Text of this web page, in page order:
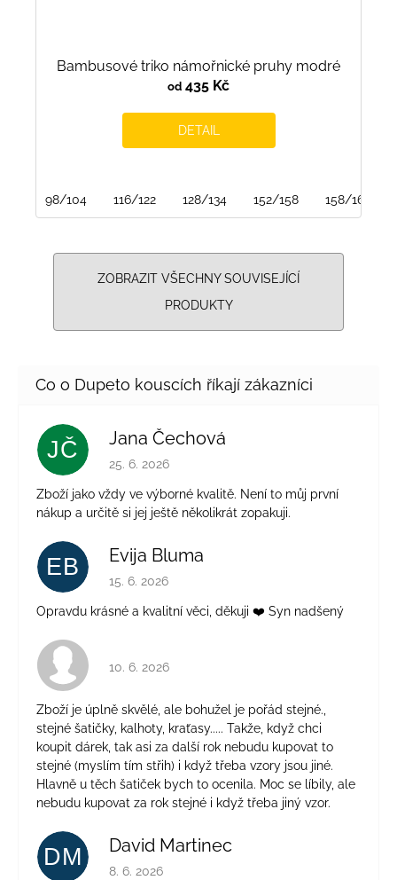
Bambusové triko námořnické pruhy modré
od 435 Kč
DETAIL
98/104 116/122 128/134 152/158 158/164
ZOBRAZIT VŠECHNY SOUVISEJÍCÍ
PRODUKTY
JČ Jana Čechová
Hodnocení obchodu je 5 z 5 hvězdiček.
25. 6. 2026
Zboží jako vždy ve výborné kvalitě. Není to můj první
nákup a určitě si jej ještě několikrát zopakuji.
EB Evija Bluma
Hodnocení obchodu je 5 z 5 hvězdiček.
15. 6. 2026
Opravdu krásné a kvalitní věci, děkuji ❤️ Syn nadšený
Hodnocení obchodu je 4 z 5 hvězdiček.
10. 6. 2026
Zboží je úplně skvělé, ale bohužel je pořád stejné.,
stejné šatičky, kalhoty, kraťasy..... Takže, když chci
koupit dárek, tak asi za další rok nebudu kupovat to
stejné (myslím tím střih) i když třeba vzory jsou jiné.
Hlavně u těch šatiček bych to ocenila. Moc se líbily, ale
nebudu kupovat za rok stejné i když třeba jiný vzor.
DM David Martinec
Hodnocení obchodu je 5 z 5 hvězdiček.
8. 6. 2026